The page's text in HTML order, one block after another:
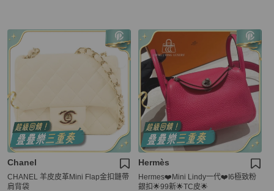
Chanel
CHANEL 羊皮皮革Mini Flap金扣鏈帶
肩背袋
Hermès
Hermes❤️Mini Lindy一代❤️I6極致粉
銀扣🌟99新🌟TC皮🌟